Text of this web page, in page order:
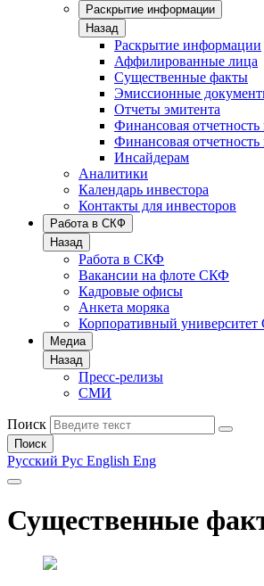
Раскрытие информации
Назад
Раскрытие информации
Аффилированные лица
Существенные факты
Эмиссионные
Отчеты эмитента
Финансовая
Финансовая
Инсайдерам
Аналитики
Календарь инвестора
Контакты для инвесторов
Работа в СКФ
Назад
Работа в СКФ
Вакансии на флоте СКФ
Кадровые офисы
Анкета моряка
Корпоративный
Медиа
Назад
Пресс-релизы
СМИ
Поиск
Поиск
Русский Рус English Eng
Существенные